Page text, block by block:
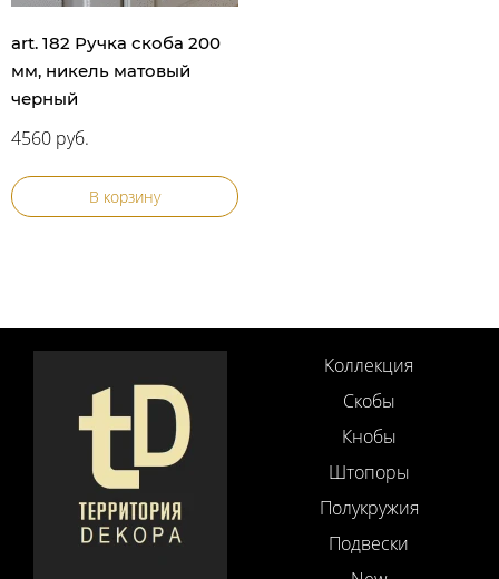
art. 182 Ручка скоба 200
мм, никель матовый
черный
4560 руб.
В корзину
Коллекция
Скобы
Кнобы
Штопоры
Полукружия
Подвески